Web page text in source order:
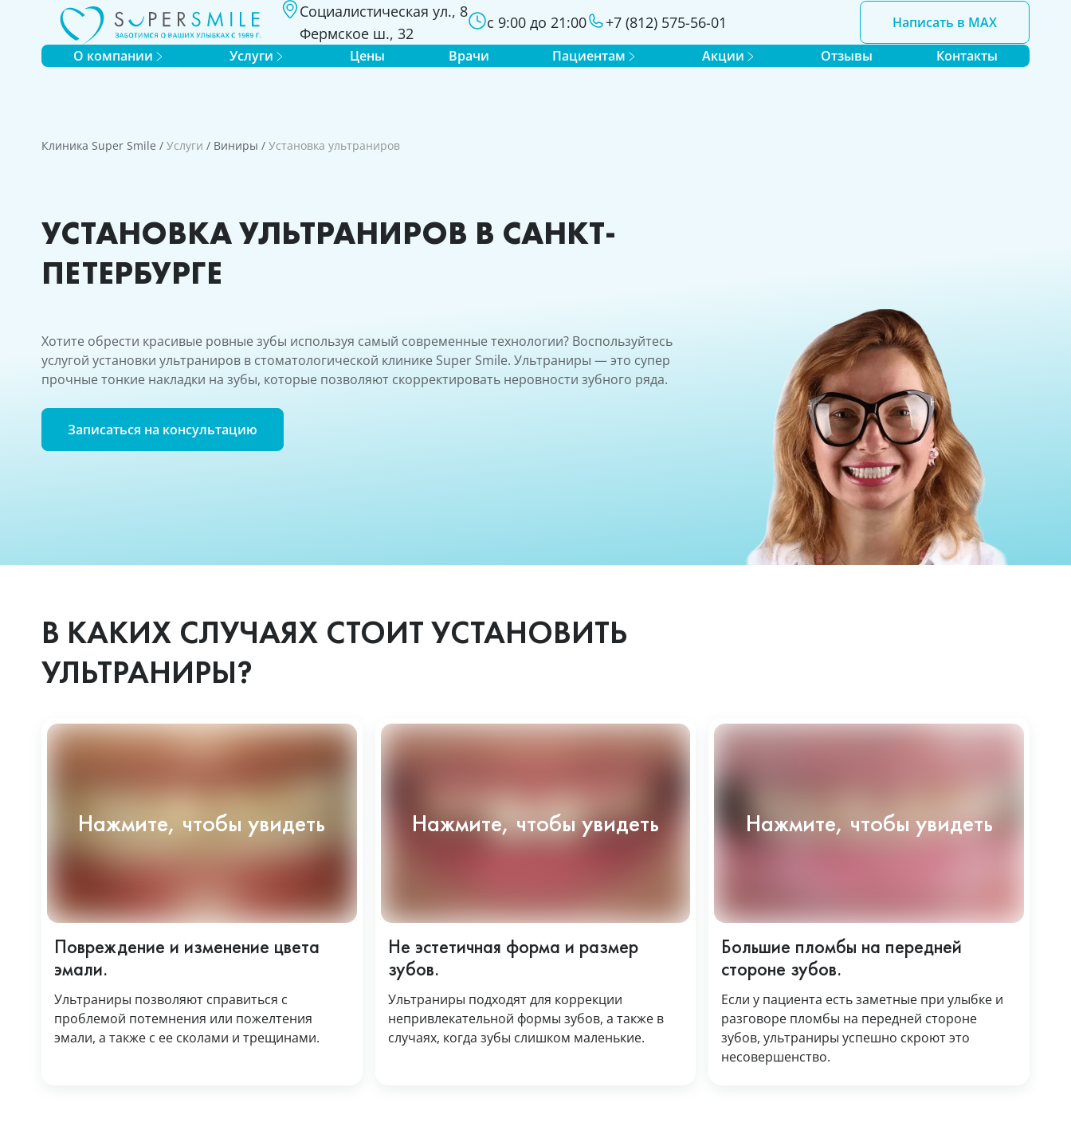
Клиника Super Smile / Услуги / Виниры / Установка ультраниров
УСТАНОВКА УЛЬТРАНИРОВ В САНКТ-
ПЕТЕРБУРГЕ
Хотите обрести красивые ровные зубы используя самый современные технологии? Воспользуйтесь
услугой установки ультраниров в стоматологической клинике Super Smile. Ультраниры — это супер
прочные тонкие накладки на зубы, которые позволяют скорректировать неровности зубного ряда.
Записаться на консультацию
В КАКИХ СЛУЧАЯХ СТОИТ УСТАНОВИТЬ
УЛЬТРАНИРЫ?
Повреждение и изменение цвета
эмали.
Ультраниры позволяют справиться с
проблемой потемнения или пожелтения
эмали, а также с ее сколами и трещинами.
Не эстетичная форма и размер
зубов.
Ультраниры подходят для коррекции
непривлекательной формы зубов, а также в
случаях, когда зубы слишком маленькие.
Большие пломбы на передней
стороне зубов.
Если у пациента есть заметные при улыбке и
разговоре пломбы на передней стороне
зубов, ультраниры успешно скроют это
несовершенство.
О компании Услуги Цены Врачи Пациентам Акции Отзывы Контакты
Социалистическая ул., 8
Фермское ш., 32
с 9:00 до 21:00 +7 (812) 575-56-01 Написать в MAX